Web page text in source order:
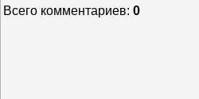
Всего комментариев: 0